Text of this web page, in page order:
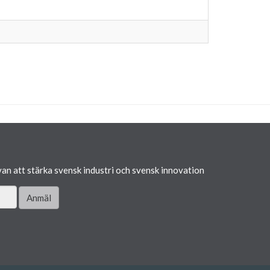
att stärka svensk industri och svensk innovation
Anmäl